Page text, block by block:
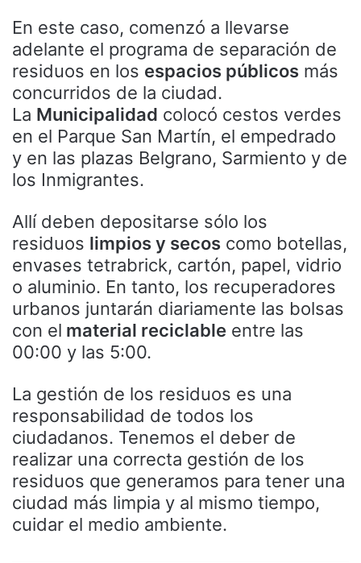
En este caso, comenzó a llevarse
adelante el programa de separación de
residuos en los espacios públicos más
concurridos de la ciudad.
La Municipalidad colocó cestos verdes
en el Parque San Martín, el empedrado
y en las plazas Belgrano, Sarmiento y de
los Inmigrantes.
Allí deben depositarse sólo los
residuos limpios y secos como botellas,
envases tetrabrick, cartón, papel, vidrio
o aluminio. En tanto, los recuperadores
urbanos juntarán diariamente las bolsas
con el material reciclable entre las
00:00 y las 5:00.
La gestión de los residuos es una
responsabilidad de todos los
ciudadanos. Tenemos el deber de
realizar una correcta gestión de los
residuos que generamos para tener una
ciudad más limpia y al mismo tiempo,
cuidar el medio ambiente.